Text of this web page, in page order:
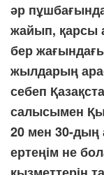
әр
жайып, қарсы
бер
жылдарың
себеп
салысымен
20 мен 30-дың
ертеңім не